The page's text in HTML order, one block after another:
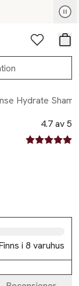
Favoriter
Hydrate
4.7 av 5
4.7 av fem
i 8 varuhus